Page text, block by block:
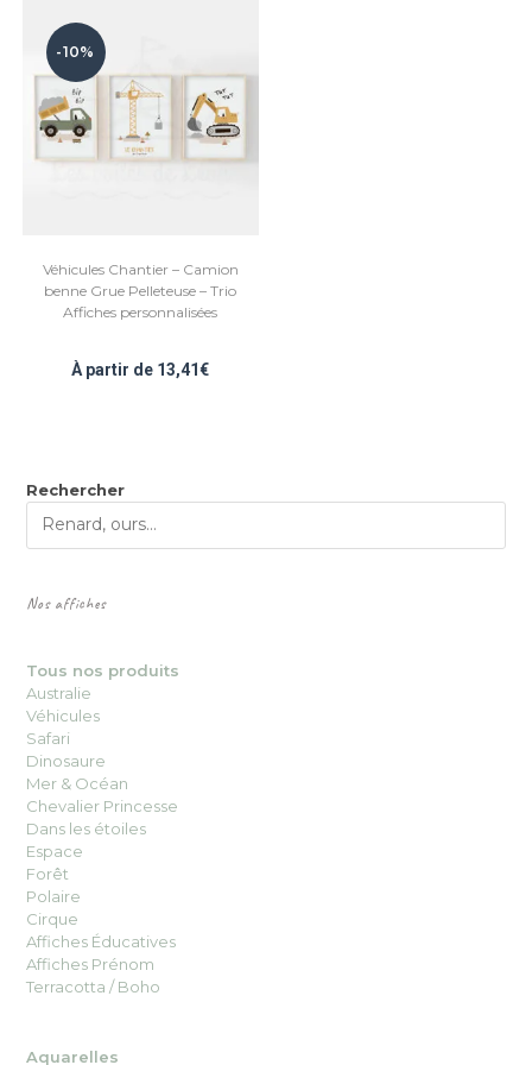
-10%
Véhicules Chantier – Camion
benne Grue Pelleteuse – Trio
Affiches personnalisées
À partir de 13,41€
Rechercher
Nos affiches
Tous nos produits
Australie
Véhicules
Safari
Dinosaure
Mer & Océan
Chevalier Princesse
Dans les étoiles
Espace
Forêt
Polaire
Cirque
Affiches Éducatives
Affiches Prénom
Terracotta / Boho
Aquarelles